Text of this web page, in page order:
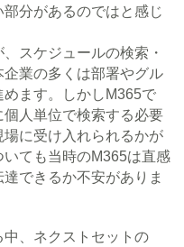
分があるのではと感じ
スケジュールの検索・
業の多くは部署やグル
ます。しかしM365で
人単位で検索する必要
に受け入れられるかが
ても当時のM365は直感
できるか不安がありま
、ネクストセットの